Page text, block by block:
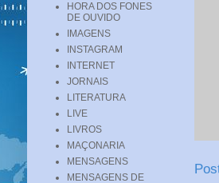
HORA DOS FONES
DE OUVIDO
IMAGENS
INSTAGRAM
INTERNET
JORNAIS
LITERATURA
LIVE
LIVROS
MAÇONARIA
MENSAGENS
MENSAGENS DE